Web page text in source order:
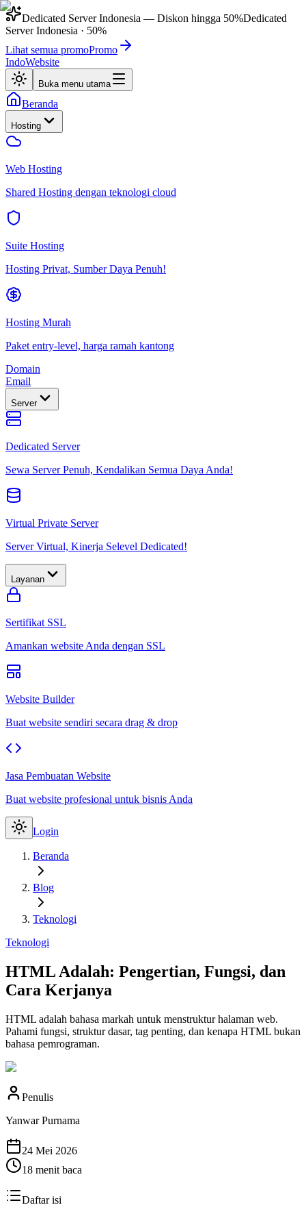
Dedicated Server Indonesia — Diskon hingga 50%Dedicated
Server Indonesia · 50%
Lihat semua promoPromo
IndoWebsite
Buka menu utama
Beranda
Hosting
Web Hosting
Shared Hosting dengan teknologi cloud
Suite Hosting
Hosting Privat, Sumber Daya Penuh!
Hosting Murah
Paket entry-level, harga ramah kantong
Domain
Email
Server
Dedicated Server
Sewa Server Penuh, Kendalikan Semua Daya Anda!
Virtual Private Server
Server Virtual, Kinerja Selevel Dedicated!
Layanan
Sertifikat SSL
Amankan website Anda dengan SSL
Website Builder
Buat website sendiri secara drag & drop
Jasa Pembuatan Website
Buat website profesional untuk bisnis Anda
Login
Beranda
Blog
Teknologi
Teknologi
HTML Adalah: Pengertian, Fungsi, dan
Cara Kerjanya
HTML adalah bahasa markah untuk menstruktur halaman web.
Pahami fungsi, struktur dasar, tag penting, dan kenapa HTML bukan
bahasa pemrograman.
Penulis
Yanwar Purnama
24 Mei 2026
18 menit baca
Daftar isi